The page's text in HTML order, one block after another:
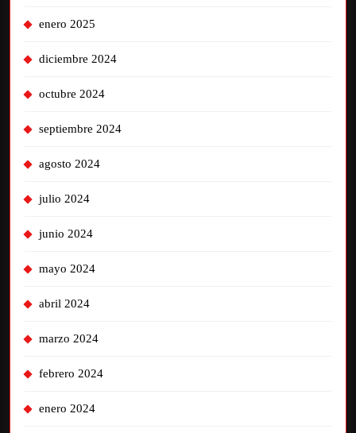
enero 2025
diciembre 2024
octubre 2024
septiembre 2024
agosto 2024
julio 2024
junio 2024
mayo 2024
abril 2024
marzo 2024
febrero 2024
enero 2024